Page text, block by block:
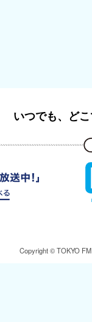
いつでも、ど
Copyright © TOKYO